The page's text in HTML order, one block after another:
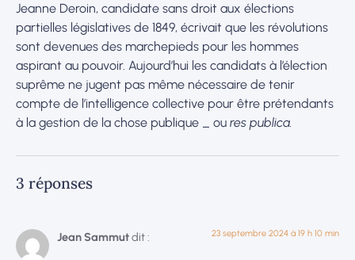
Jeanne Deroin, candidate sans droit aux élections
partielles législatives de 1849, écrivait que les révolutions
sont devenues des marchepieds pour les hommes
aspirant au pouvoir. Aujourd’hui les candidats à l’élection
suprême ne jugent pas même nécessaire de tenir
compte de l’intelligence collective pour être prétendants
à la gestion de la chose publique _ ou res publica.
3 réponses
Jean Sammutdit : 23 septembre 2024 à 19 h 10 min